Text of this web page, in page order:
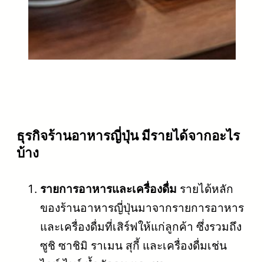
ธุรกิจร้านอาหารญี่ปุ่น มีรายได้จากอะไร
บ้าง
รายการอาหารและเครื่องดื่ม รายได้หลัก
ของร้านอาหารญี่ปุ่นมาจากรายการอาหาร
และเครื่องดื่มที่เสิร์ฟให้แก่ลูกค้า ซึ่งรวมถึง
ซูชิ ซาชิมิ ราเมน สุกี้ และเครื่องดื่มเช่น